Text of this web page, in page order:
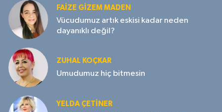
FAIZE GIZEM MADEN
Vücudumuz artık eskisi kadar neden
dayanıklı değil?
ZUHAL KOÇKAR
Umudumuz hiç bitmesin
YELDA ÇETİNER